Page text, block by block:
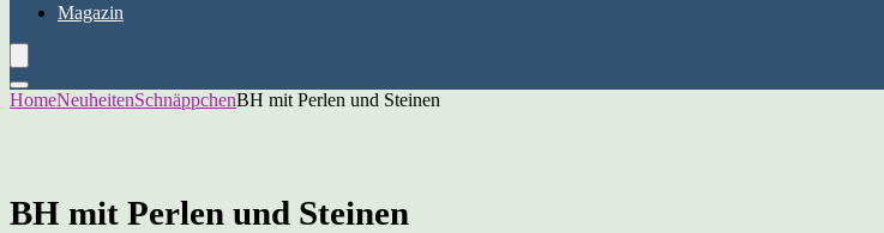
Magazin
HomeNeuheitenSchnäppchenBH mit Perlen und Steinen
BH mit Perlen und Steinen